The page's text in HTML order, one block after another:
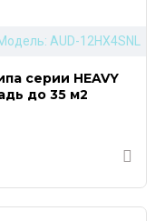
AUD-12HX4SNL
серии HEAVY
до 35 м2